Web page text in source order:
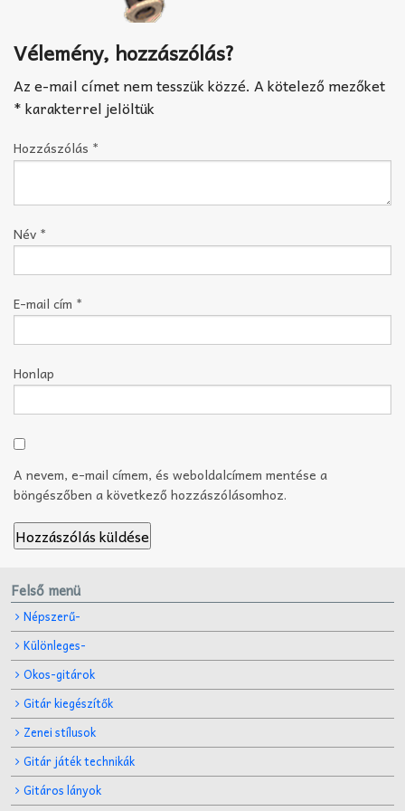
Vélemény, hozzászólás?
Az e-mail címet nem tesszük közzé. A kötelező mezőket
*karakterrel jelöltük
Hozzászólás *
Név *
E-mail cím *
Honlap
A nevem, e-mail címem, és weboldalcímem mentése a
böngészőben a következő hozzászólásomhoz.
Felső menü
Népszerű-
Különleges-
Okos-gitárok
Gitár kiegészítők
Zenei stílusok
Gitár játék technikák
Gitáros lányok